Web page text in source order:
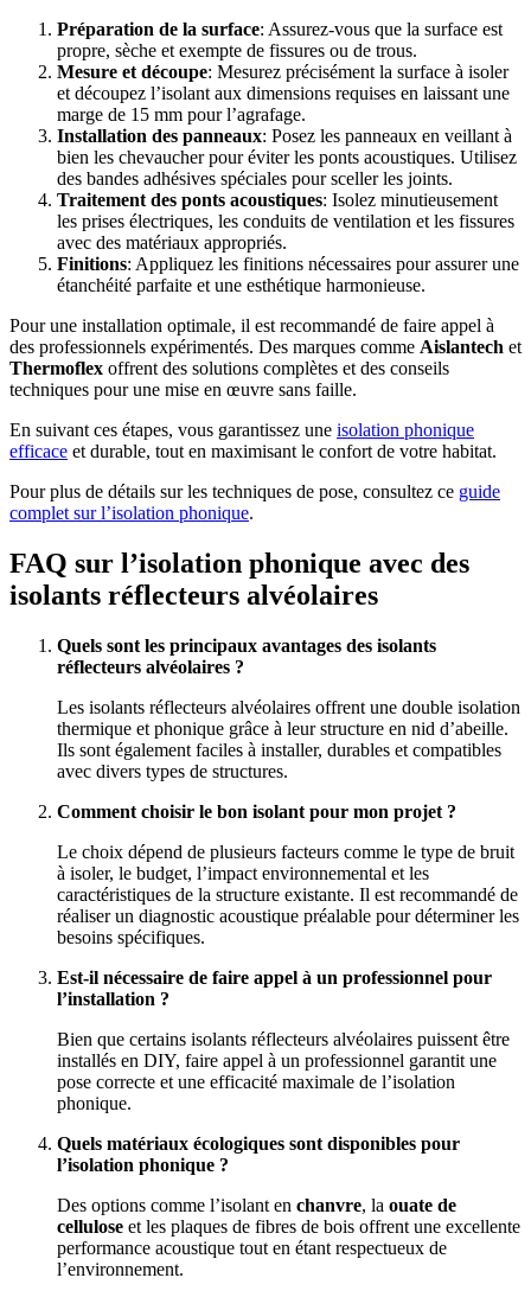
Préparation de la surface: Assurez-vous que la surface est
propre, sèche et exempte de fissures ou de trous.
Mesure et découpe: Mesurez précisément la surface à isoler
et découpez l’isolant aux dimensions requises en laissant une
marge de 15 mm pour l’agrafage.
Installation des panneaux: Posez les panneaux en veillant à
bien les chevaucher pour éviter les ponts acoustiques. Utilisez
des bandes adhésives spéciales pour sceller les joints.
Traitement des ponts acoustiques: Isolez minutieusement
les prises électriques, les conduits de ventilation et les fissures
avec des matériaux appropriés.
Finitions: Appliquez les finitions nécessaires pour assurer une
étanchéité parfaite et une esthétique harmonieuse.
Pour une installation optimale, il est recommandé de faire appel à
des professionnels expérimentés. Des marques comme Aislantech et
Thermoflex offrent des solutions complètes et des conseils
techniques pour une mise en œuvre sans faille.
En suivant ces étapes, vous garantissez une isolation phonique
efficace et durable, tout en maximisant le confort de votre habitat.
Pour plus de détails sur les techniques de pose, consultez ce guide
complet sur l’isolation phonique.
FAQ sur l’isolation phonique avec des
isolants réflecteurs alvéolaires
Quels sont les principaux avantages des isolants
réflecteurs alvéolaires ?
Les isolants réflecteurs alvéolaires offrent une double isolation
thermique et phonique grâce à leur structure en nid d’abeille.
Ils sont également faciles à installer, durables et compatibles
avec divers types de structures.
Comment choisir le bon isolant pour mon projet ?
Le choix dépend de plusieurs facteurs comme le type de bruit
à isoler, le budget, l’impact environnemental et les
caractéristiques de la structure existante. Il est recommandé de
réaliser un diagnostic acoustique préalable pour déterminer les
besoins spécifiques.
Est-il nécessaire de faire appel à un professionnel pour
l’installation ?
Bien que certains isolants réflecteurs alvéolaires puissent être
installés en DIY, faire appel à un professionnel garantit une
pose correcte et une efficacité maximale de l’isolation
phonique.
Quels matériaux écologiques sont disponibles pour
l’isolation phonique ?
Des options comme l’isolant en chanvre, la ouate de
cellulose et les plaques de fibres de bois offrent une excellente
performance acoustique tout en étant respectueux de
l’environnement.